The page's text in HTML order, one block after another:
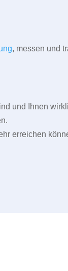
, messen und
und Ihnen
erreichen